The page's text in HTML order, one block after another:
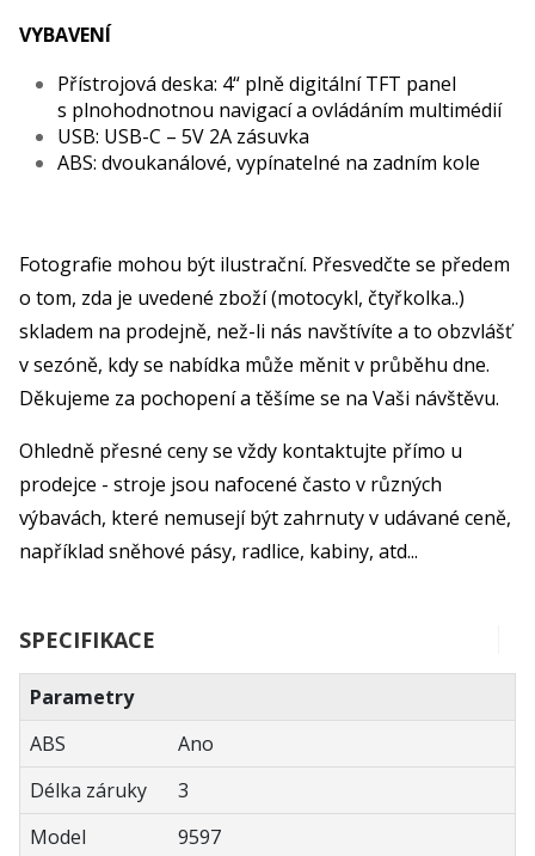
VYBAVENÍ
Přístrojová deska: 4“ plně digitální TFT panel
s plnohodnotnou navigací a ovládáním multimédií
USB: USB-C – 5V 2A zásuvka
ABS: dvoukanálové, vypínatelné na zadním kole
Fotografie mohou být ilustrační. Přesvedčte se předem
o tom, zda je uvedené zboží (motocykl, čtyřkolka..)
skladem na prodejně, než-li nás navštívíte a to obzvlášť
v sezóně, kdy se nabídka může měnit v průběhu dne.
Děkujeme za pochopení a těšíme se na Vaši návštěvu.
Ohledně přesné ceny se vždy kontaktujte přímo u
prodejce - stroje jsou nafocené často v různých
výbavách, které nemusejí být zahrnuty v udávané ceně,
například sněhové pásy, radlice, kabiny, atd...
SPECIFIKACE
Parametry
ABS
Ano
Délka záruky
3
Model
9597